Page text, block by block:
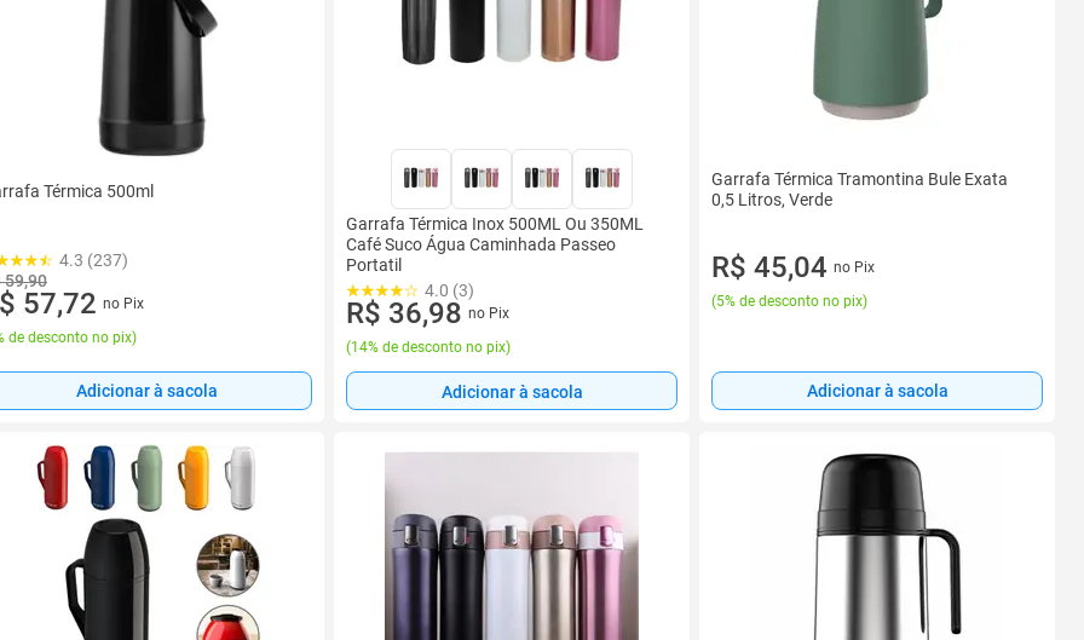
Térmica 500ml
4.3 (237)
59,90
57,72 no Pix
de desconto no pix)
Adicionar à sacola
Garrafa Térmica Inox 500ML Ou 350ML
Café Suco Água Caminhada Passeo
Portatil
4.0 (3)
R$ 36,98 no Pix
(14% de desconto no pix)
Adicionar à sacola
Garrafa Térmica Tramontina Bule Exata
0,5 Litros, Verde
R$ 45,04 no Pix
(5% de desconto no pix)
Adicionar à sacola